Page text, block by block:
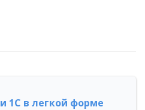
1С в легкой форме